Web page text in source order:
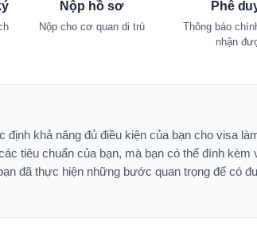
Nộp hồ sơ
Nộp cho cơ quan di trú
Phê
Thông báo
nhận
khả năng đủ điều kiện của bạn cho visa
tiêu chuẩn của bạn, mà bạn có thể đính
đã thực hiện những bước quan trọng để có